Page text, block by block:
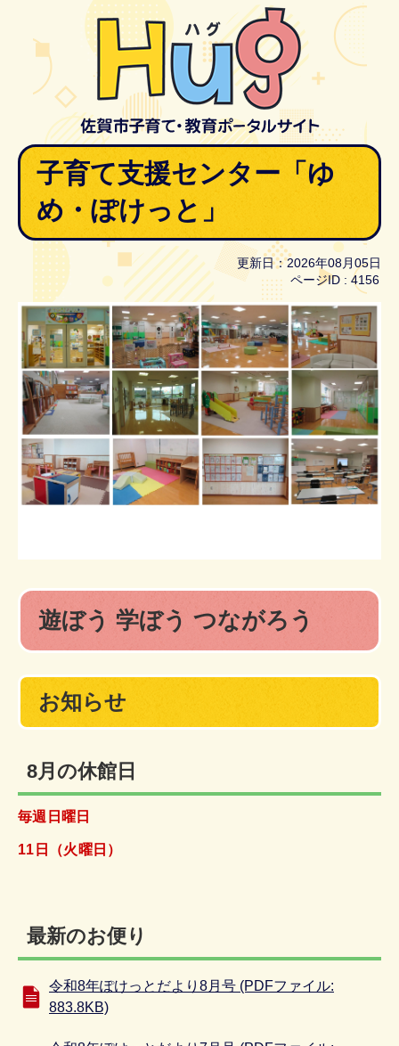
子育て支援センター「ゆ
め・ぽけっと」
更新日：2026年08月05日
ページID : 4156
遊ぼう 学ぼう つながろう
お知らせ
8月の休館日
毎週日曜日
11日（火曜日）
最新のお便り
令和8年ぽけっとだより8月号 (PDFファイル:
883.8KB)